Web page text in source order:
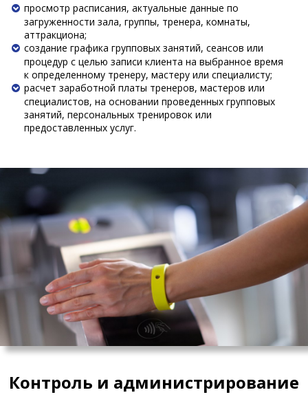
просмотр расписания, актуальные данные по
загруженности зала, группы, тренера, комнаты,
аттракциона;
создание графика групповых занятий, сеансов или
процедур с целью записи клиента на выбранное время
к определенному тренеру, мастеру или специалисту;
расчет заработной платы тренеров, мастеров или
специалистов, на основании проведенных групповых
занятий, персональных тренировок или
предоставленных услуг.
Контроль и администрирование